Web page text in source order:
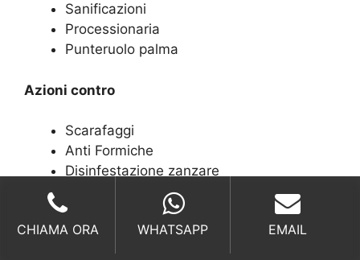
Sanificazioni
Processionaria
Punteruolo palma
Azioni contro
Scarafaggi
Anti Formiche
Disinfestazione zanzare
Disinfestazioni blatte
Disinfestazioni tafani
Chiamateci per
CHIAMA ORA WHATSAPP EMAIL